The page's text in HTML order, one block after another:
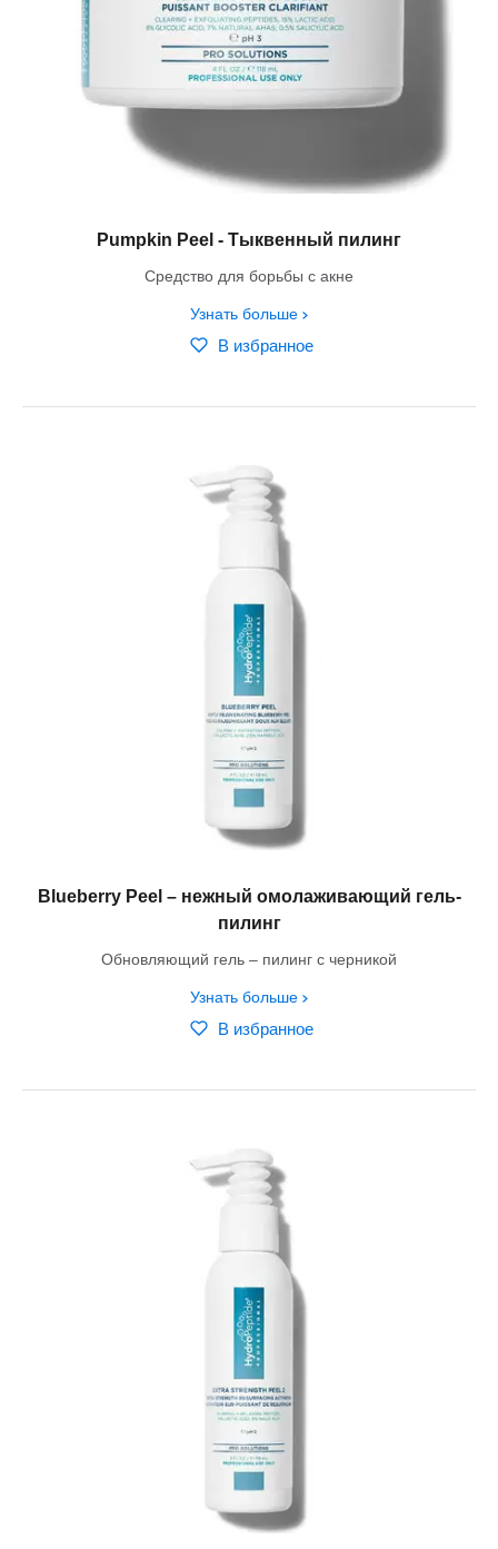
Pumpkin Peel - Тыквенный пилинг
Средство для борьбы с акне
Узнать больше
В избранное
Blueberry Peel – нежный омолаживающий гель-
пилинг
Обновляющий гель – пилинг с черникой
Узнать больше
В избранное